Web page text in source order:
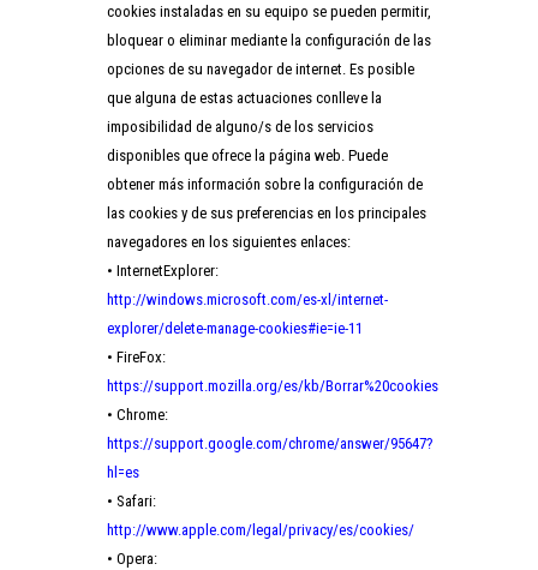
cookies instaladas en su equipo se pueden permitir,
bloquear o eliminar mediante la configuración de las
opciones de su navegador de internet. Es posible
que alguna de estas actuaciones conlleve la
imposibilidad de alguno/s de los servicios
disponibles que ofrece la página web. Puede
obtener más información sobre la configuración de
las cookies y de sus preferencias en los principales
navegadores en los siguientes enlaces:
• InternetExplorer:
http://windows.microsoft.com/es-xl/internet-
explorer/delete-manage-cookies#ie=ie-11
• FireFox:
https://support.mozilla.org/es/kb/Borrar%20cookies
• Chrome:
https://support.google.com/chrome/answer/95647?
hl=es
• Safari:
http://www.apple.com/legal/privacy/es/cookies/
• Opera: